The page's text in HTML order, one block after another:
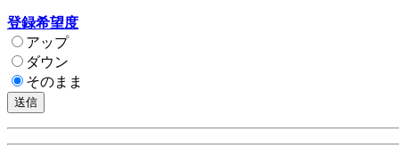
登録希望度
アップ
ダウン
そのまま